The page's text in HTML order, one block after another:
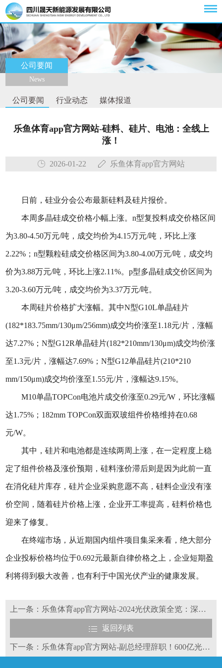
公司要闻
News
公司要闻 行业动态 媒体报道
乐鱼体育app官方网站-硅料、硅片、电池：全线上
涨！
2026-01-22 乐鱼体育app官方网站
日前，硅业分会公布最新硅料及硅片报价。
本周多晶硅成交价格小幅上涨。n型复投料成交价格区间
为3.80-4.50万元/吨，成交均价为4.15万元/吨，环比上涨
2.22%；n型颗粒硅成交价格区间为3.80-4.00万元/吨，成交均
价为3.88万元/吨，环比上涨2.11%。p型多晶硅成交价区间为
3.20-3.60万元/吨，成交均价为3.37万元/吨。
本周硅片价格扩大涨幅。其中N型G10L单晶硅片
(182*183.75mm/130μm/256mm)成交均价涨至1.18元/片，涨幅
达7.27%；N型G12R单晶硅片(182*210mm/130μm)成交均价涨
至1.3元/片，涨幅达7.69%；N型G12单晶硅片(210*210
mm/150μm)成交均价涨至1.55元/片，涨幅达9.15%。
M10单晶TOPCon电池片成交价涨至0.29元/W，环比涨幅
达1.75%；182mm TOPCon双面双玻组件价格维持在0.68
元/W。
其中，硅片和电池都是连续两周上涨，在一定程度上稳
定了组件价格及涨价预期，硅料涨价滞后则是因为此前一直
在消化硅片库存，硅片企业采购意愿不高，硅料企业没有涨
价空间，随着硅片价格上涨，企业开工率提高，硅料价格也
迎来了修复。
在终端市场，从近期国内组件项目集采来看，绝大部分
企业投标价格均位于0.692元最新自律价格之上，企业短期盈
利将得到极大改善，也有利于中国光伏产业的健康发展。
上一条：乐鱼体育app官方网站-2024光伏政策全览：深度复盘与解读
返回列表
下一条：乐鱼体育app官方网站-副总经理辞职！600亿光伏巨头高层异动